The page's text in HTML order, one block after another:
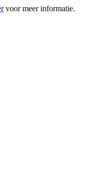
voor meer informatie.